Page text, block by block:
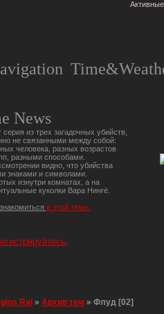
News
из трех загадочных убийств,
не связанными между собой:
человека, разных возрастов
разными способами.
видно, что убийства
знаками и символами.
изнутри комнатах, а на
куколки Вара Нингё.
в этой теме.
.
Rai »Архив тем »Флуд [02]